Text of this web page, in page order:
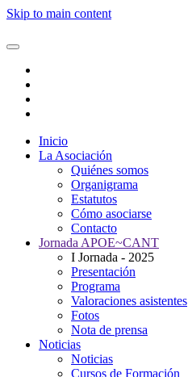
Skip to main content
Inicio
La Asociación
Quiénes somos
Organigrama
Estatutos
Cómo asociarse
Contacto
Jornada APOE~CANT
I Jornada - 2025
Presentación
Programa
Valoraciones asistentes
Fotos
Nota de prensa
Noticias
Noticias
Cursos de Formación